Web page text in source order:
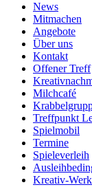
News
Mitmachen
Angebote
Über uns
Kontakt
Offener Treff
Milchcafé
Treffpunkt
Spielmobil
Termine
Spieleverleih
Kreativ-